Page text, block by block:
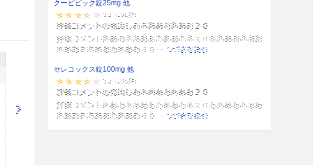
クービビック錠25mg 他
セレコックス錠100mg 他